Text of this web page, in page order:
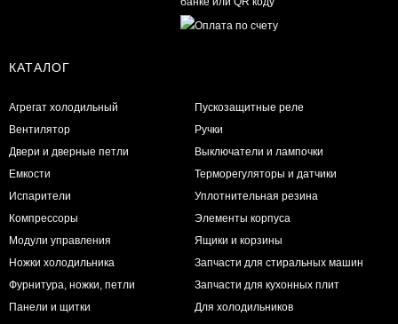
КАТАЛОГ
Агрегат холодильный
Вентилятор
Двери и дверные петли
Емкости
Испарители
Компрессоры
Модули управления
Ножки холодильника
Фурнитура, ножки, петли
Панели и щитки
Пускозащитные реле
Ручки
Выключатели и лампочки
Терморегуляторы и датчики
Уплотнительная резина
Элементы корпуса
Ящики и корзины
Запчасти для стиральных машин
Запчасти для кухонных плит
Для холодильников